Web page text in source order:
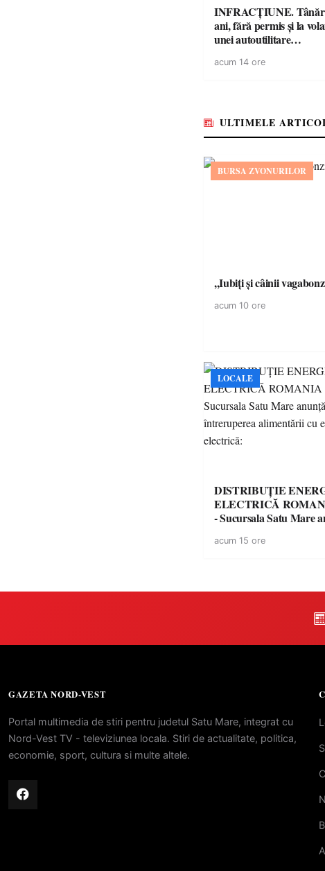
INFRACȚIUNE. Tânăr
ani, fără permis și la
unei autoutilitare
acum 14 ore
ULTIMELE
BURSA ZVONURILOR
,,Iubiți și câinii
acum 10 ore
LOCALE
DISTRIBUȚIE
ELECTRICĂ
- Sucursala Satu Mare
energie electrică:
acum 15 ore
GAZETA NORD-VEST
Portal multimedia de stiri pentru judetul Satu Mare, integrat cu
Nord-Vest TV - televiziunea locala. Stiri de actualitate, politica,
economie, sport, cultura si multe altele.